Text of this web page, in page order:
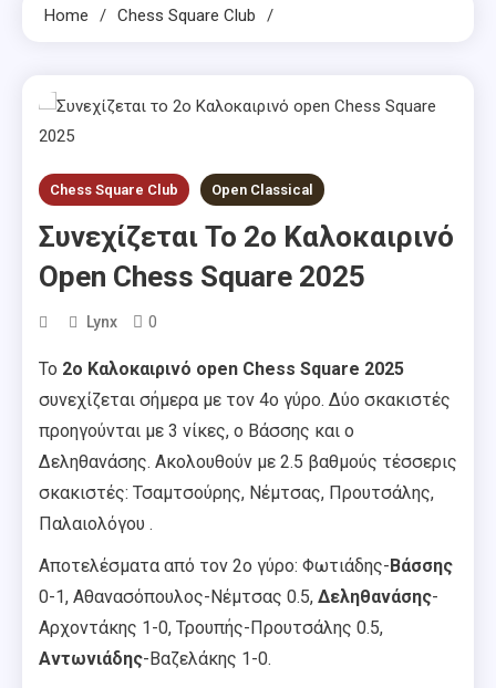
Home Chess Square Club
Chess Square Club Open Classical
Συνεχίζεται Το 2o Καλοκαιρινό
Open Chess Square 2025
Lynx 0
Το 2o Καλοκαιρινό open Chess Square 2025
συνεχίζεται σήμερα με τον 4ο γύρο. Δύο σκακιστές
προηγούνται με 3 νίκες, ο Βάσσης και ο
Δεληθανάσης. Ακολουθούν με 2.5 βαθμούς τέσσερις
σκακιστές: Τσαμτσούρης, Νέμτσας, Προυτσάλης,
Παλαιολόγου .
Αποτελέσματα από τον 2ο γύρο: Φωτιάδης-Βάσσης
0-1, Αθανασόπουλος-Νέμτσας 0.5, Δεληθανάσης-
Αρχοντάκης 1-0, Τρουπής-Προυτσάλης 0.5,
Αντωνιάδης-Βαζελάκης 1-0.